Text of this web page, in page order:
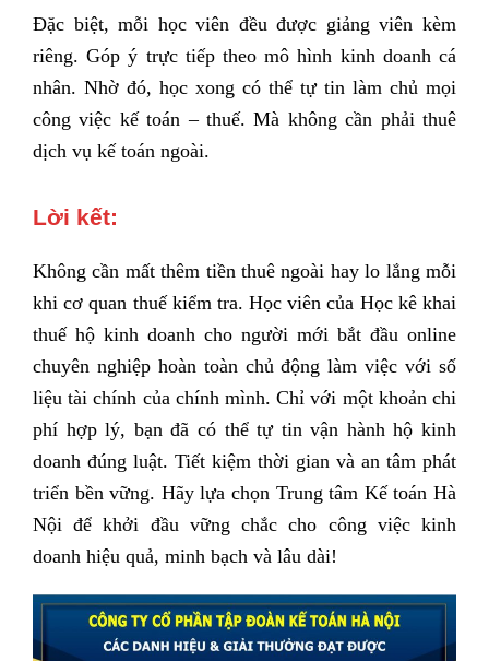
Đặc biệt, mỗi học viên đều được giảng viên kèm
riêng. Góp ý trực tiếp theo mô hình kinh doanh cá
nhân. Nhờ đó, học xong có thể tự tin làm chủ mọi
công việc kế toán – thuế. Mà không cần phải thuê
dịch vụ kế toán ngoài.
Lời kết:
Không cần mất thêm tiền thuê ngoài hay lo lắng mỗi
khi cơ quan thuế kiểm tra. Học viên của Học kê khai
thuế hộ kinh doanh cho người mới bắt đầu online
chuyên nghiệp hoàn toàn chủ động làm việc với số
liệu tài chính của chính mình. Chỉ với một khoản chi
phí hợp lý, bạn đã có thể tự tin vận hành hộ kinh
doanh đúng luật. Tiết kiệm thời gian và an tâm phát
triển bền vững. Hãy lựa chọn Trung tâm Kế toán Hà
Nội để khởi đầu vững chắc cho công việc kinh
doanh hiệu quả, minh bạch và lâu dài!